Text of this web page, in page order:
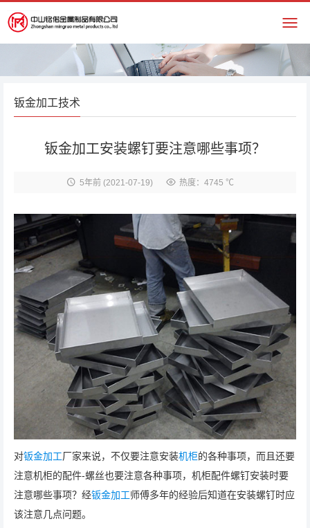
钣金加工技术
钣金加工安装螺钉要注意哪些事项？
5年前(2021-07-19) 热度：4745 ℃
对钣金加工厂家来说，不仅要注意安装机柜的各种事项，而且还要
注意机柜的配件-螺丝也要注意各种事项，机柜配件螺钉安装时要
注意哪些事项？经钣金加工师傅多年的经验后知道在安装螺钉时应
该注意几点问题。